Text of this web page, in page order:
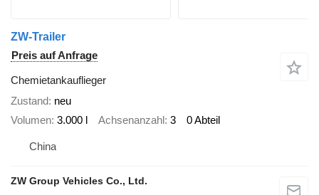
ZW-Trailer
Preis auf Anfrage
Chemietankauflieger
Zustand neu
Volumen 3.000 l Achsenanzahl 3 0 Abteil
China
ZW Group Vehicles Co., Ltd.